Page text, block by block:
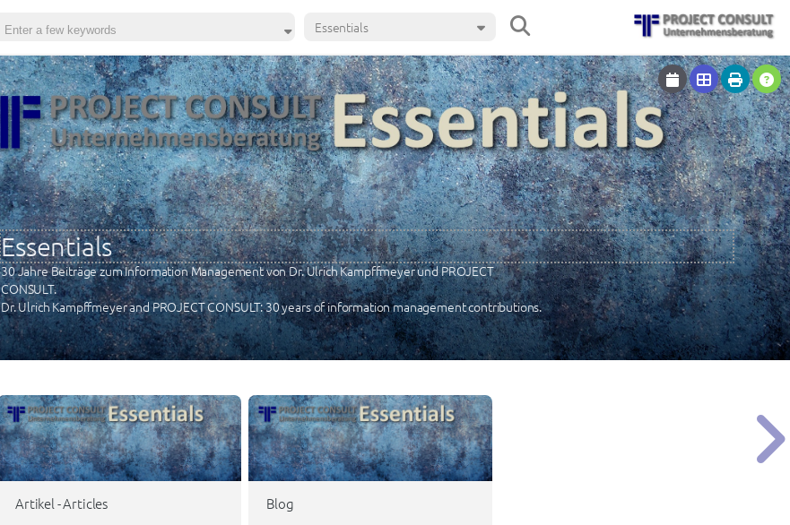
Essentials
Essentials
30 Jahre Beiträge zum Information Management von Dr. Ulrich Kampffmeyer und PROJECT
CONSULT.
Dr. Ulrich Kampffmeyer and PROJECT CONSULT: 30 years of information management contributions.
Artikel - Articles Blog